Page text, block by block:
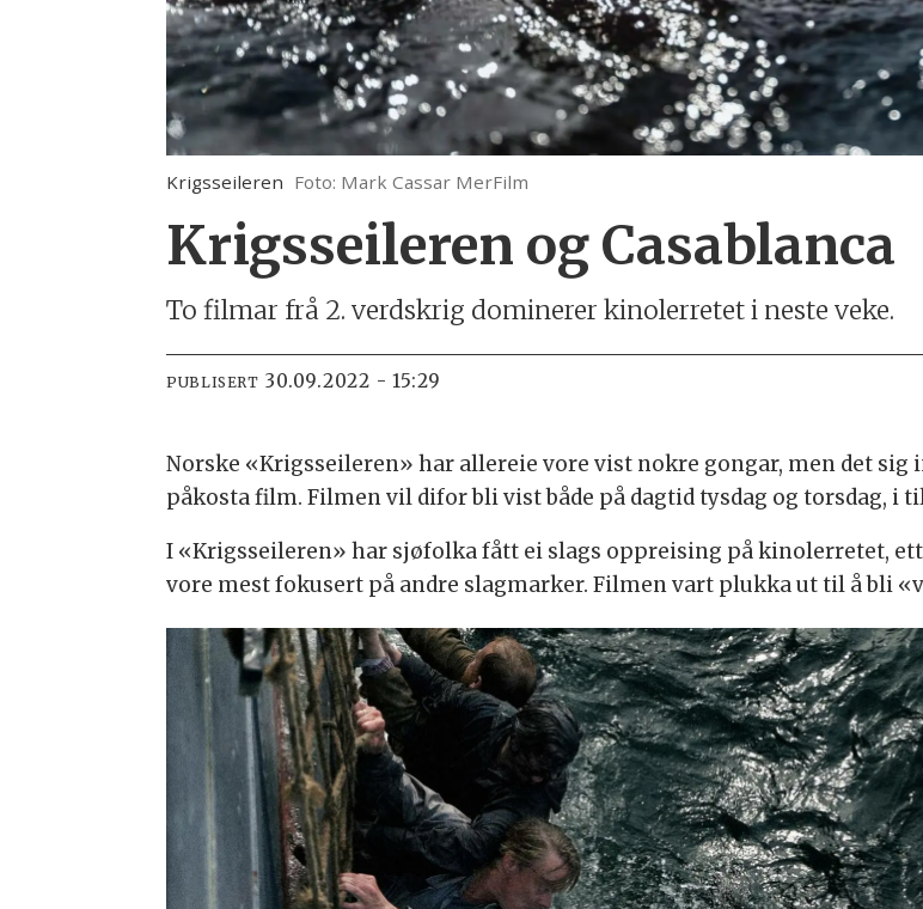
Krigsseileren Foto: Mark Cassar MerFilm
Krigsseileren og Casablanca
To filmar frå 2. verdskrig dominerer kinolerretet i neste veke.
PUBLISERT 30.09.2022 - 15:29
Norske «Krigsseileren» har allereie vore vist nokre gongar, men det
påkosta film. Filmen vil difor bli vist både på dagtid tysdag og torsdag, i
I «Krigsseileren» har sjøfolka fått ei slags oppreising på kinolerretet,
vore mest fokusert på andre slagmarker. Filmen vart plukka ut til å bli